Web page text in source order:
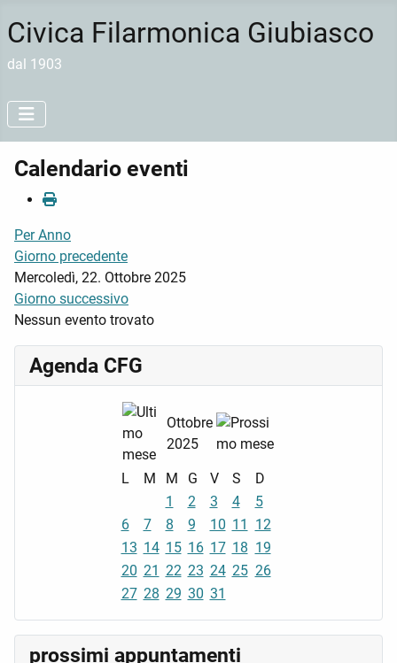
Civica Filarmonica Giubiasco
dal 1903
Calendario eventi
Per Anno
Giorno precedente
Mercoledì, 22. Ottobre 2025
Giorno successivo
Nessun evento trovato
Agenda CFG
Ottobre
2025
L M M G V S
D
1
2 3 4
5
6
7 8 9 10 11
12
13 14 15 16 17 18 19
20 21 22 23 24 25 26
27 28 29 30 31
prossimi appuntamenti